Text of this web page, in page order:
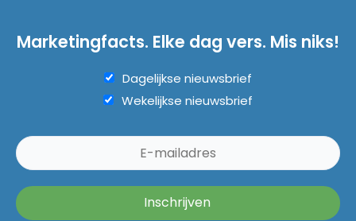
Marketingfacts. Elke dag vers. Mis niks!
Dagelijkse nieuwsbrief
Wekelijkse nieuwsbrief